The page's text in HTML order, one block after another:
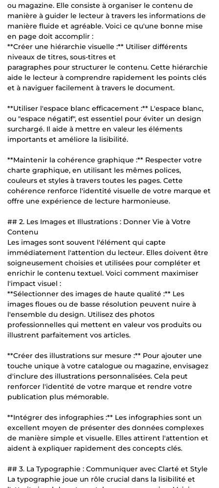
ou magazine. Elle consiste à organiser le contenu de
manière à guider le lecteur à travers les informations de
manière fluide et agréable. Voici ce qu'une bonne mise
en page doit accomplir :
**Créer une hiérarchie visuelle :** Utiliser différents
niveaux de titres, sous-titres et
paragraphes pour structurer le contenu. Cette hiérarchie
aide le lecteur à comprendre rapidement les points clés
et à naviguer facilement à travers le document.
**Utiliser l'espace blanc efficacement :** L'espace blanc,
ou "espace négatif", est essentiel pour éviter un design
surchargé. Il aide à mettre en valeur les éléments
importants et améliore la lisibilité.
**Maintenir la cohérence graphique :** Respecter votre
charte graphique, en utilisant les mêmes polices,
couleurs et styles à travers toutes les pages. Cette
cohérence renforce l'identité visuelle de votre marque et
offre une expérience de lecture harmonieuse.
## 2. Les Images et Illustrations : Donner Vie à Votre
Contenu
Les images sont souvent l'élément qui capte
immédiatement l'attention du lecteur. Elles doivent être
soigneusement choisies et utilisées pour compléter et
enrichir le contenu textuel. Voici comment maximiser
l'impact visuel :
**Sélectionner des images de haute qualité :** Les
images floues ou de basse résolution peuvent nuire à
l'ensemble du design. Utilisez des photos
professionnelles qui mettent en valeur vos produits ou
illustrent parfaitement vos articles.
**Créer des illustrations sur mesure :** Pour ajouter une
touche unique à votre catalogue ou magazine, envisagez
d'inclure des illustrations personnalisées. Cela peut
renforcer l'identité de votre marque et rendre votre
publication plus mémorable.
**Intégrer des infographies :** Les infographies sont un
excellent moyen de présenter des données complexes
de manière simple et visuelle. Elles attirent l'attention et
aident à expliquer rapidement des concepts clés.
## 3. La Typographie : Communiquer avec Clarté et Style
La typographie joue un rôle crucial dans la lisibilité et